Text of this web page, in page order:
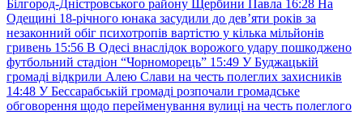
Білгород-Дністровського району Щербини Павла 16:28 На
Одещині 18-річного юнака засудили до дев’яти років за
незаконний обіг психотропів вартістю у кілька мільйонів
гривень 15:56 В Одесі внаслідок ворожого удару пошкоджено
футбольний стадіон “Чорноморець” 15:49 У Буджацькій
громаді відкрили Алею Слави на честь полеглих захисників
14:48 У Бессарабській громаді розпочали громадське
обговорення щодо перейменування вулиці на честь полеглого